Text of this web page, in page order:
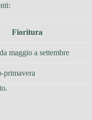
Fioritura
maggio a settembre
primavera